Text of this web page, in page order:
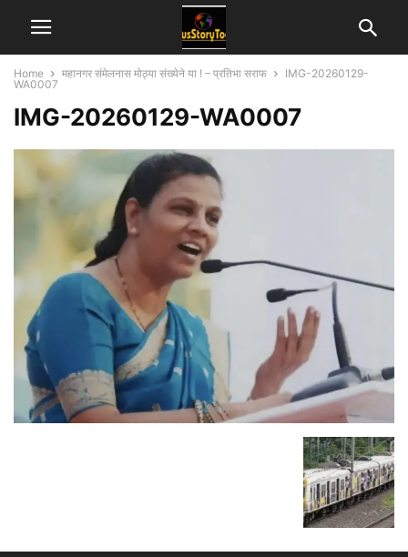
Home महानगर संमेलनास मोठ्या संख्येने या ! – प्रतिभा सराफ
IMG-20260129-
WA0007
IMG-20260129-WA0007